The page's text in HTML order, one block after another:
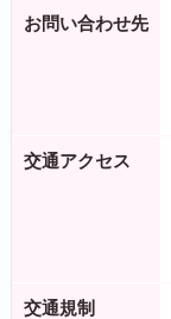
お問い合わせ先
交通アクセス
交通規制